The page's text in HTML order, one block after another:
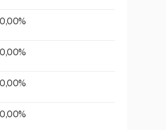
0,00%
0,00%
0,00%
0,00%